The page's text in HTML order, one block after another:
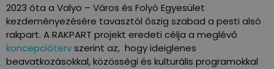
2023 óta a Valyo – Város és Folyó Egyesület
kezdeményezésére tavasztól őszig szabad a pesti alsó
rakpart. A RAKPART projekt eredeti célja a meglévő
koncepciótervszerint az, hogy ideiglenes
beavatkozásokkal, közösségi és kulturális programokkal